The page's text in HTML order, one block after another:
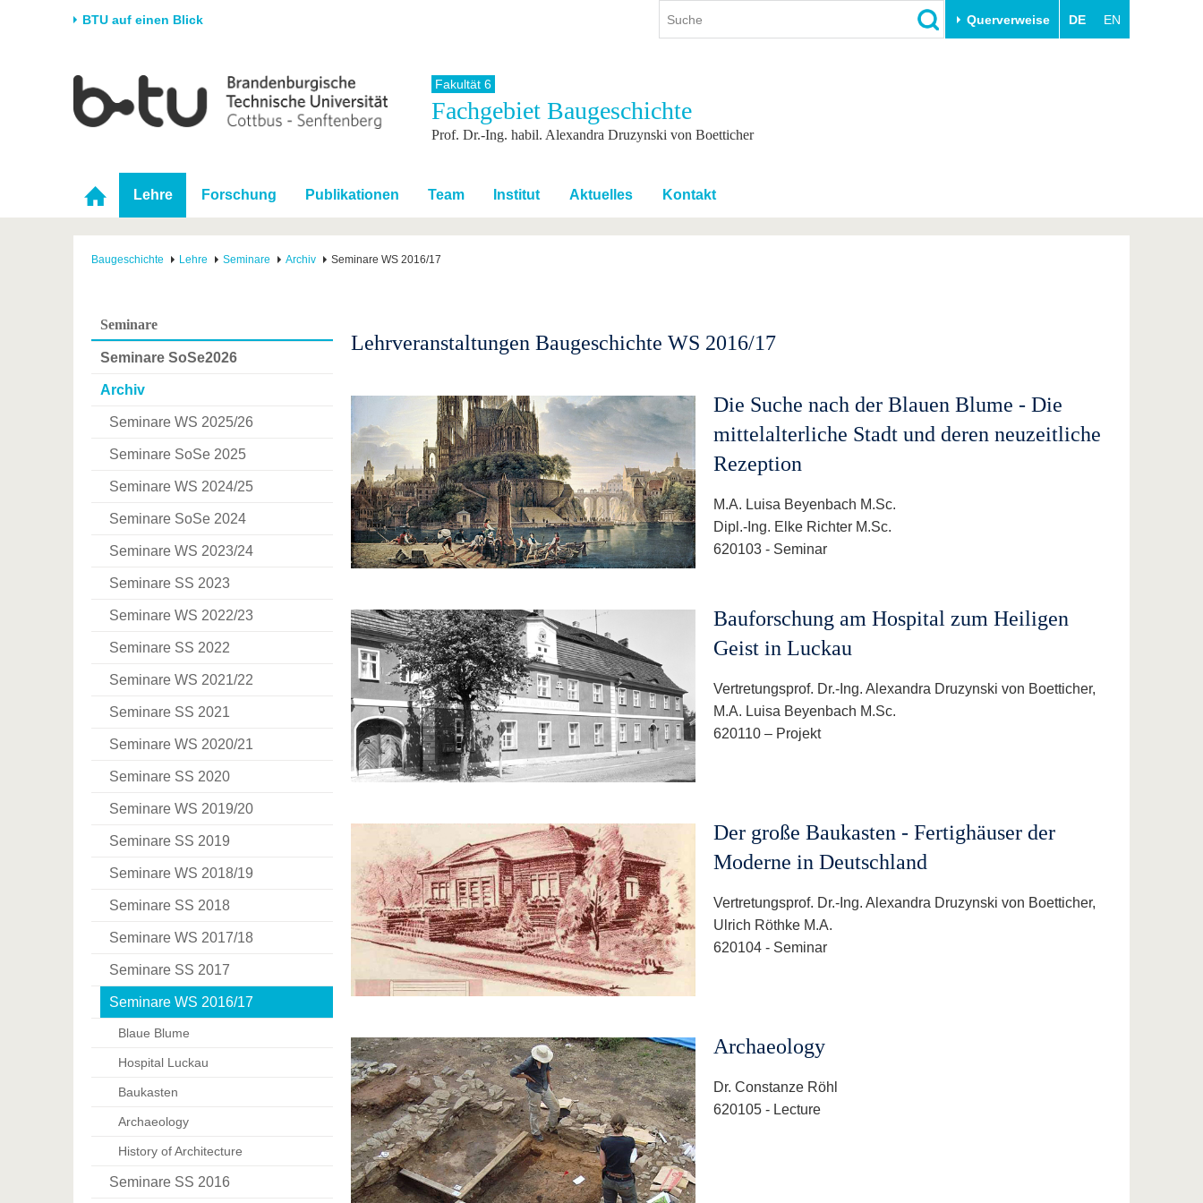
BTU auf einen Blick Querverweise DE EN
Universität
Karriere & Engagement
Partnerschaften &
Strukturwandel
Forschung
Förderung
Wissenschaftlicher
Nachwuchs
Studium
Studienangebot
Im Studium
Nach dem Studium
International
Internationales Profil
Mit der BTU ins Ausland
Für internationale
Studierende
Weiterbildung
Weiterbildungsangebote
Innovative Transferprojekte
BTU & Region erleben
Fakultät 6
Fachgebiet Baugeschichte
Prof. Dr.-Ing. habil. Alexandra Druzynski von Boetticher
Lehre Forschung Publikationen Team Institut Aktuelles Kontakt
Baugeschichte Lehre Seminare Archiv Seminare WS 2016/17
Seminare
Seminare SoSe2026
Archiv
Seminare WS 2025/26
Seminare SoSe 2025
Seminare WS 2024/25
Seminare SoSe 2024
Seminare WS 2023/24
Seminare SS 2023
Seminare WS 2022/23
Seminare SS 2022
Seminare WS 2021/22
Seminare SS 2021
Seminare WS 2020/21
Seminare SS 2020
Seminare WS 2019/20
Seminare SS 2019
Seminare WS 2018/19
Seminare SS 2018
Seminare WS 2017/18
Seminare SS 2017
Seminare WS 2016/17
Blaue Blume
Hospital Luckau
Baukasten
Archaeology
History of Architecture
Seminare SS 2016
Lehrveranstaltungen Baugeschichte WS 2016/17
Die Suche nach der Blauen Blume - Die
mittelalterliche Stadt und deren neuzeitliche
Rezeption
M.A. Luisa Beyenbach M.Sc.
Dipl.-Ing. Elke Richter M.Sc.
620103 - Seminar
Bauforschung am Hospital zum Heiligen
Geist in Luckau
Vertretungsprof. Dr.-Ing. Alexandra Druzynski von Boetticher,
M.A. Luisa Beyenbach M.Sc.
620110 – Projekt
Der große Baukasten - Fertighäuser der
Moderne in Deutschland
Vertretungsprof. Dr.-Ing. Alexandra Druzynski von Boetticher,
Ulrich Röthke M.A.
620104 - Seminar
Archaeology
Dr. Constanze Röhl
620105 - Lecture